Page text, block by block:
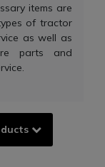
items are
of tractor
as well as
parts and